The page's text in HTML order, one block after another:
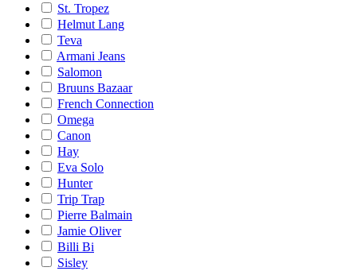
St. Tropez
Helmut Lang
Teva
Armani Jeans
Salomon
Bruuns Bazaar
French Connection
Omega
Canon
Hay
Eva Solo
Hunter
Trip Trap
Pierre Balmain
Jamie Oliver
Billi Bi
Sisley